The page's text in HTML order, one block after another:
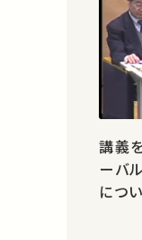
講義
ーバ
につ